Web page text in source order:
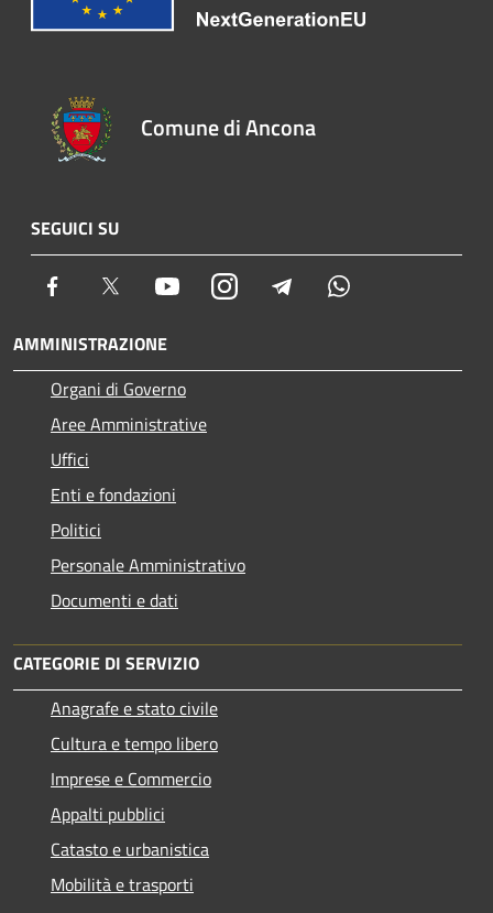
Comune di Ancona
SEGUICI SU
Facebook Twitter YoutubeInstagram Telegram
AMMINISTRAZIONE
Organi di Governo
Aree Amministrative
Uffici
Enti e fondazioni
Politici
Personale Amministrativo
Documenti e dati
CATEGORIE DI SERVIZIO
Anagrafe e stato civile
Cultura e tempo libero
Imprese e Commercio
Appalti pubblici
Catasto e urbanistica
Mobilità e trasporti